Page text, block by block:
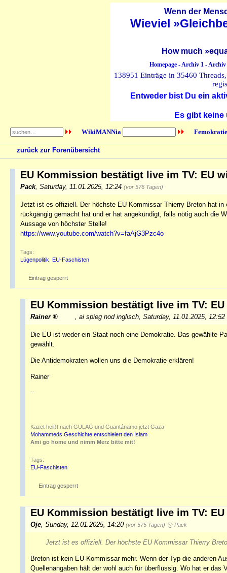
Wenn der
Wieviel
How much
Homepage-Archiv 1-Archiv
138951 Einträge in 35460
Entweder bist Du ein
Es gibt
WikiMANNia
zurück zur Forenübersicht
EU Kommission bestätigt live im TV: EU
Pack, Saturday, 11.01.2025, 12:24 (vor 576 Tagen)
Jetzt ist es offiziell. Der höchste EU Kommissar Thierry Breton hat
rückgängig gemacht hat und er hat angekündigt, falls nötig auch die
Aussage von höchster Stelle!
https://www.youtube.com/watch?v=faAjG3Pzc4o
Tags:
Lügenpolitik EU-Faschisten
Eintrag gesperrt
EU Kommission bestätigt live im TV:
Rainer ai spieg nod inglisch Saturday, 11.01.2025, 12:52
Die EU ist weder ein Staat noch eine Demokratie. Das gewählte
gewählt.
Die Antidemokraten wollen uns die Demokratie erklären!
Rainer
--
Kazet heißt nach GULAG und Guantánamo jetzt Gaza
Mohammeds Geschichte entschleiert den Islam
Ami go home und nimm Merz bitte mit!
Tags:
EU-Faschisten
Eintrag gesperrt
EU Kommission bestätigt live im TV:
Oje, Sunday, 12.01.2025, 14:20 (vor 575 Tagen) @ Pack
Jetzt ist es offiziell. Der höchste EU Kommissar Thierry
Breton ist kein EU-Kommissar mehr. Wenn der Typ die anderen
Quellenangaben hält der wohl auch für überflüssig. Wo hat er das